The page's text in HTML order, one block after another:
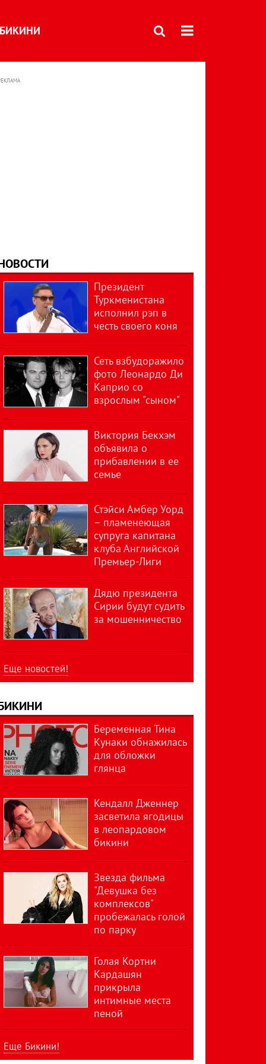
БИКИНИ
Президент
Туркменистана
исполнил рэп в
честь своего коня
Сеть взбудоражило
фото Леонардо Ди
Каприо со
взрослым "сыном"
Виктория Бекхэм
объявила о
прибавлении в ее
семье
Стэйси Амбер Уорд
– пламенеющая
супруга капитана
клуба Английской
Премьер-Лиги
Дядю президента
Сирии будут судить
за мошенничество
Еще новостей!
Беременная Тина
Кунаки обнажилась
для обложки
глянца
Кендалл Дженнер
засветила ягодицы
в леопардовом
бикини
Звезда фильма
"Девушка без
комплексов"
пробежалась голой
по парку
Голая Кортни
Кардашян
прикрыла
интимные места
пеной
Еще Бикини!